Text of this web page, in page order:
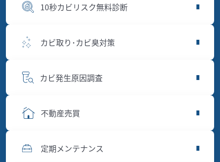
10秒カビリスク無料診断
カビ取り･カビ臭対策
カビ発生原因調査
不動産売買
定期メンテナンス